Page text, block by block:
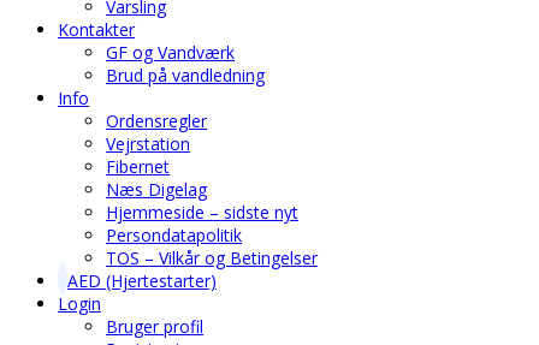
Varsling
Kontakter
GF og Vandværk
Brud på vandledning
Info
Ordensregler
Vejrstation
Fibernet
Næs Digelag
Hjemmeside – sidste nyt
Persondatapolitik
TOS – Vilkår og Betingelser
AED (Hjertestarter)
Login
Bruger profil